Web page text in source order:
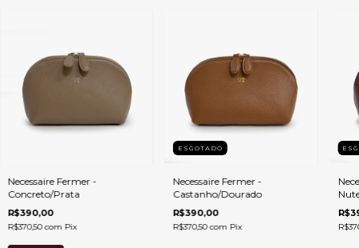
Necessaire Fermer -
Concreto/Prata
R$390,00
R$370,50com Pix
ESGOTADO
Necessaire Fermer -
Castanho/Dourado
R$390,00
R$370,50com Pix